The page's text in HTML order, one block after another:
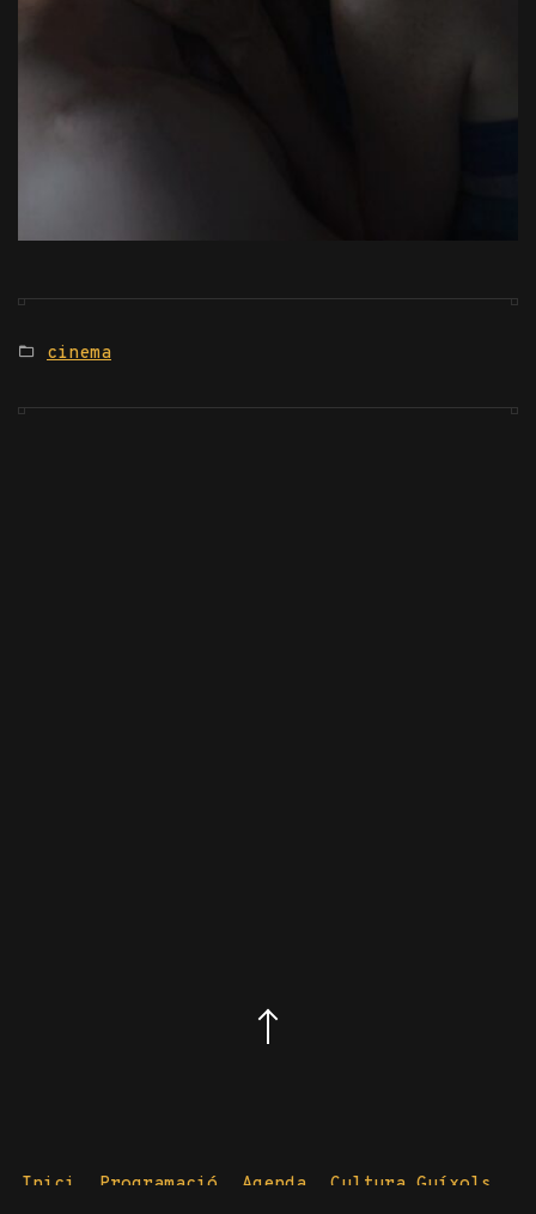
Posted
cinema
Inici Programació Agenda Cultura Guíxols